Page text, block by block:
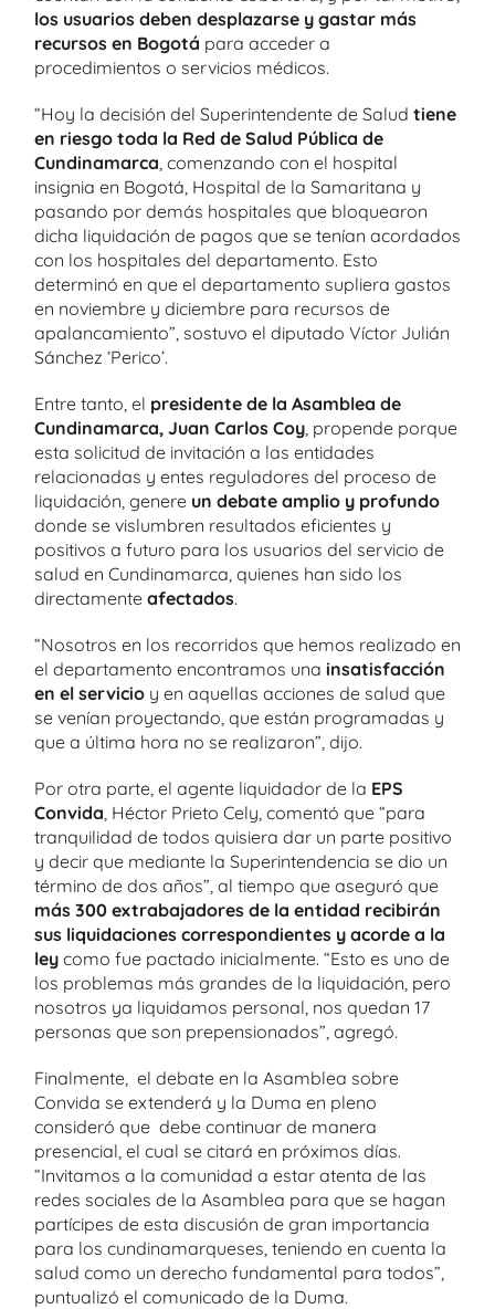
los usuarios deben desplazarse y gastar más
recursos en Bogotá para acceder a
procedimientos o servicios médicos.
“Hoy la decisión del Superintendente de Salud tiene
en riesgo toda la Red de Salud Pública de
Cundinamarca , comenzando con el hospital
insignia en Bogotá, Hospital de la Samaritana y
pasando por demás hospitales que bloquearon
dicha liquidación de pagos que se tenían acordados
con los hospitales del departamento. Esto
determinó en que el departamento supliera gastos
en noviembre y diciembre para recursos de
apalancamiento”, sostuvo el diputado Víctor Julián
Sánchez ‘Perico’.
Entre tanto, el presidente de la Asamblea de
Cundinamarca, Juan Carlos Coy , propende porque
esta solicitud de invitación a las entidades
relacionadas y entes reguladores del proceso de
liquidación, genere un debate amplio y profundo
donde se vislumbren resultados eficientes y
positivos a futuro para los usuarios del servicio de
salud en Cundinamarca, quienes han sido los
directamente afectados.
“Nosotros en los recorridos que hemos realizado en
el departamento encontramos una insatisfacción
en el servicio y en aquellas acciones de salud que
se venían proyectando, que están programadas y
que a última hora no se realizaron”, dijo.
Por otra parte, el agente liquidador de la EPS
Convida , Héctor Prieto Cely, comentó que “para
tranquilidad de todos quisiera dar un parte positivo
y decir que mediante la Superintendencia se dio un
término de dos años”, al tiempo que aseguró que
más 300 extrabajadores de la entidad recibirán
sus liquidaciones correspondientes y acorde a la
ley como fue pactado inicialmente. “Esto es uno de
los problemas más grandes de la liquidación, pero
nosotros ya liquidamos personal, nos quedan 17
personas que son prepensionados”, agregó.
Finalmente, el debate en la Asamblea sobre
Convida se extenderá y la Duma en pleno
consideró que debe continuar de manera
presencial, el cual se citará en próximos días.
“Invitamos a la comunidad a estar atenta de las
redes sociales de la Asamblea para que se hagan
partícipes de esta discusión de gran importancia
para los cundinamarqueses, teniendo en cuenta la
salud como un derecho fundamental para todos”,
puntualizó el comunicado de la Duma.